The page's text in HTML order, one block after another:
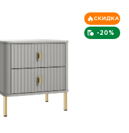
-20%
СКИДКА